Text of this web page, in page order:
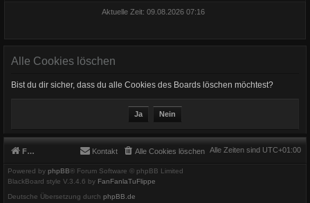
Aktuelle Zeit: 09.08.2026 07:16
Alle Cookies löschen
Bist du dir sicher, dass du alle Cookies des Boards löschen möchtest?
Foren-Übersicht Alle Zeiten sind UTC+01:00
Alle Cookies löschen
Kontakt
Powered by phpBB® Forum Software © phpBB Limited
BlackBoard style V.3.4.6 by FanFanlaTuFlippe
Deutsche Übersetzung durch phpBB.de